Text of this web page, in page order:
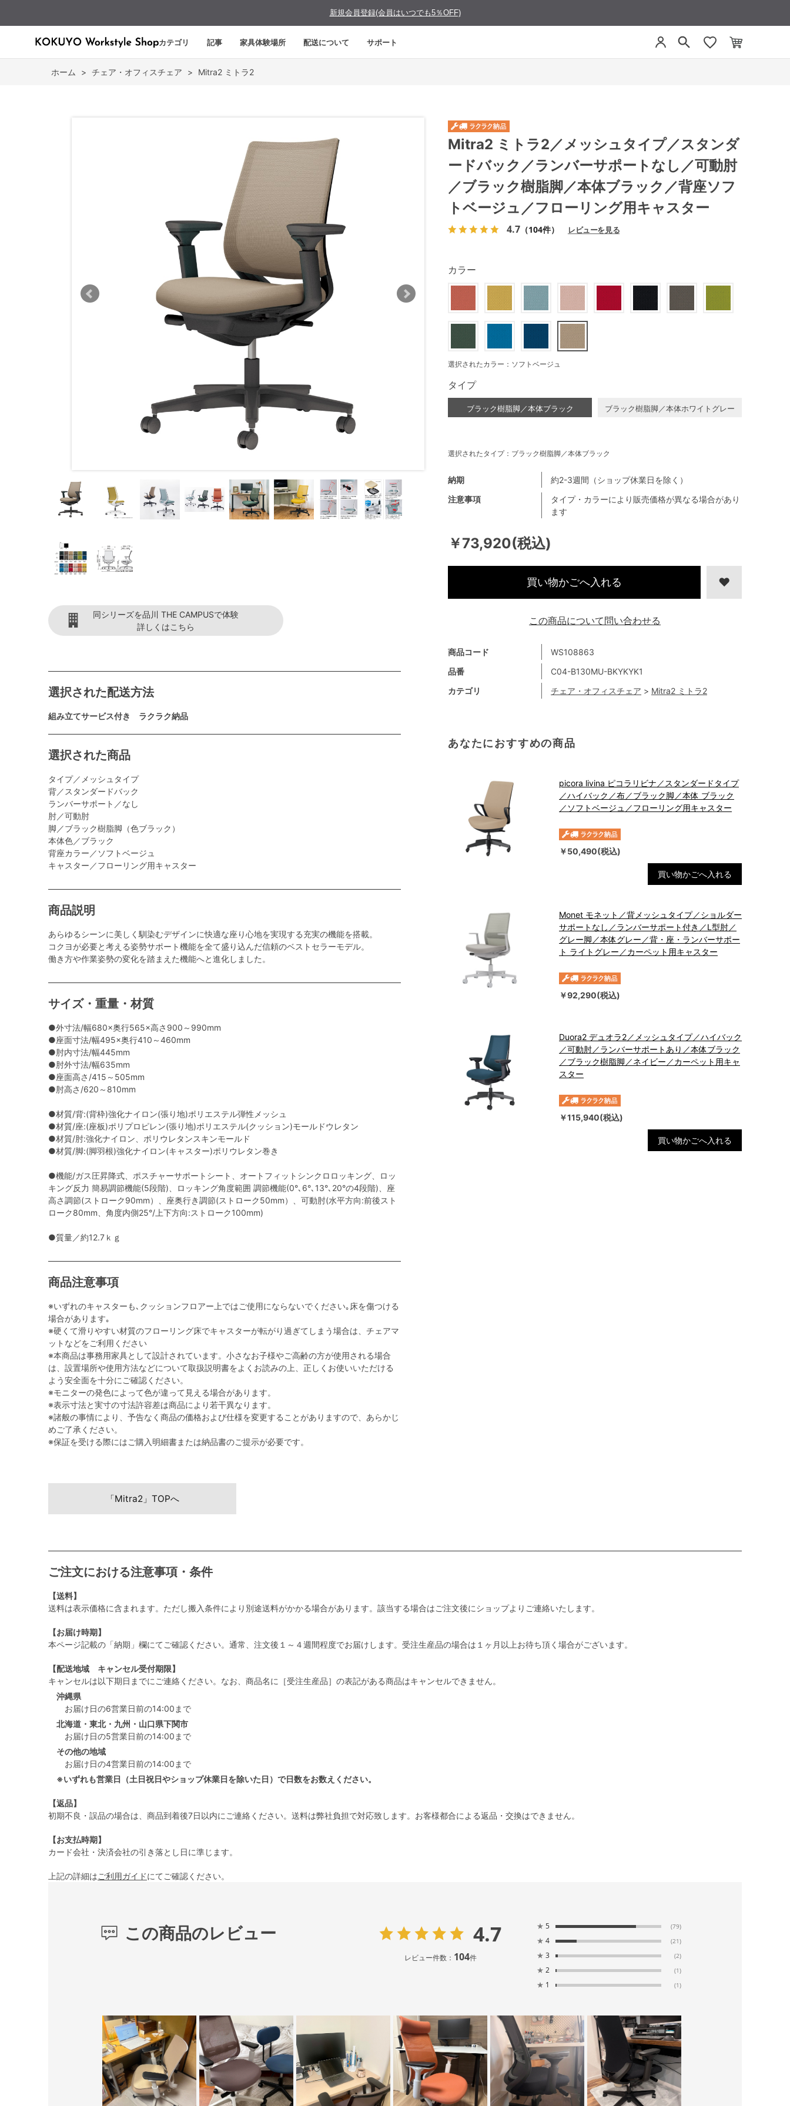
新規会員登録(会員はいつでも5％OFF)
カテゴリ 記事 家具体験場所 配送について サポート
ホーム > チェア・オフィスチェア > Mitra2 ミトラ2
同シリーズを品川 THE CAMPUSで体験
詳しくはこちら
選択された配送方法
組み立てサービス付き ラクラク納品
選択された商品
タイプ／メッシュタイプ
背／スタンダードバック
ランバーサポート／なし
肘／可動肘
脚／ブラック樹脂脚（色ブラック）
本体色／ブラック
背座カラー／ソフトベージュ
キャスター／フローリング用キャスター
商品説明
あらゆるシーンに美しく馴染むデザインに快適な座り心地を実現する充実の機能を搭載。
コクヨが必要と考える姿勢サポート機能を全て盛り込んだ信頼のベストセラーモデル。
働き方や作業姿勢の変化を踏まえた機能へと進化しました。
サイズ・重量・材質
●外寸法/幅680×奥行565×高さ900～990mm
●座面寸法/幅495×奥行410～460mm
●肘内寸法/幅445mm
●肘外寸法/幅635mm
●座面高さ/415～505mm
●肘高さ/620～810mm
●材質/背:(背枠)強化ナイロン(張り地)ポリエステル弾性メッシュ
●材質/座:(座板)ポリプロピレン(張り地)ポリエステル(クッション)モールドウレタン
●材質/肘:強化ナイロン、ポリウレタンスキンモールド
●材質/脚:(脚羽根)強化ナイロン(キャスター)ポリウレタン巻き
●機能/ガス圧昇降式、ポスチャーサポートシート、オートフィットシンクロロッキング、ロッ
キング反力 簡易調節機能(5段階)、ロッキング角度範囲 調節機能(0°､6°､13°､20°の4段階)、座
高さ調節(ストローク90mm）、座奥行き調節(ストローク50mm）、可動肘(水平方向:前後スト
ローク80mm、角度内側25°/上下方向:ストローク100mm)
●質量／約12.7ｋｇ
商品注意事項
※いずれのキャスターも､クッションフロアー上ではご使用にならないでください｡床を傷つける
場合があります｡
※硬くて滑りやすい材質のフローリング床でキャスターが転がり過ぎてしまう場合は、チェアマ
ットなどをご利用ください
※本商品は事務用家具として設計されています。小さなお子様やご高齢の方が使用される場合
は、設置場所や使用方法などについて取扱説明書をよくお読みの上、正しくお使いいただける
よう安全面を十分にご確認ください。
※モニターの発色によって色が違って見える場合があります。
※表示寸法と実寸の寸法許容差は商品により若干異なります。
※諸般の事情により、予告なく商品の価格および仕様を変更することがありますので、あらかじ
めご了承ください。
※保証を受ける際にはご購入明細書または納品書のご提示が必要です。
Mitra2 ミトラ2／メッシュタイプ／スタンダ
ードバック／ランバーサポートなし／可動肘
／ブラック樹脂脚／本体ブラック／背座ソフ
トベージュ／フローリング用キャスター
4.7 （104件） レビューを見る
￥73,920(税込)
商品コード
WS108863
品番
C04-B130MU-BKYKYK1
カテゴリ
チェア・オフィスチェア > Mitra2 ミトラ2
注意事項
タイプ・カラーにより販売価格が異なる場合があり
ます
納期 約2-3週間（ショップ休業日を除く）
カラー
選択されたカラー：ソフトベージュ
タイプ
ブラック樹脂脚／本体ブラック ブラック樹脂脚／本体ホワイトグレー
選択されたタイプ：ブラック樹脂脚／本体ブラック
買い物かごへ入れる
あなたにおすすめの商品
picora livina ピコラリビナ／スタンダードタイプ
／ハイバック／布／ブラック脚／本体 ブラック
／ソフトベージュ／フローリング用キャスター
￥50,490(税込)
買い物かごへ入れる
Monet モネット／背メッシュタイプ／ショルダー
サポートなし／ランバーサポート付き／L型肘／
グレー脚／本体グレー／背・座・ランバーサポー
ト ライトグレー／カーペット用キャスター
￥92,290(税込)
Duora2 デュオラ2／メッシュタイプ／ハイバック
／可動肘／ランバーサポートあり／本体ブラック
／ブラック樹脂脚／ネイビー／カーペット用キャ
スター
￥115,940(税込)
買い物かごへ入れる
この商品について問い合わせる
「Mitra2」TOPへ
ご注文における注意事項・条件
【送料】
送料は表示価格に含まれます。ただし搬入条件により別途送料がかかる場合があります。該当する場合はご注文後にショップよりご連絡いたします。
【お届け時期】
本ページ記載の「納期」欄にてご確認ください。通常、注文後１～４週間程度でお届けします。受注生産品の場合は１ヶ月以上お待ち頂く場合がございます。
【配送地域 キャンセル受付期限】
キャンセルは以下期日までにご連絡ください。なお、商品名に［受注生産品］の表記がある商品はキャンセルできません。
沖縄県
お届け日の6営業日前の14:00まで
北海道・東北・九州・山口県下関市
お届け日の5営業日前の14:00まで
その他の地域
お届け日の4営業日前の14:00まで
※いずれも営業日（土日祝日やショップ休業日を除いた日）で日数をお数えください。
【返品】
初期不良・誤品の場合は、商品到着後7日以内にご連絡ください。送料は弊社負担で対応致します。お客様都合による返品・交換はできません。
【お支払時期】
カード会社・決済会社の引き落とし日に準じます。
上記の詳細はご利用ガイドにてご確認ください。
この商品のレビュー 4.7
レビュー件数： 104件
★ 5 (79)
★ 4 (21)
★ 3 (2)
★ 2 (1)
★ 1 (1)